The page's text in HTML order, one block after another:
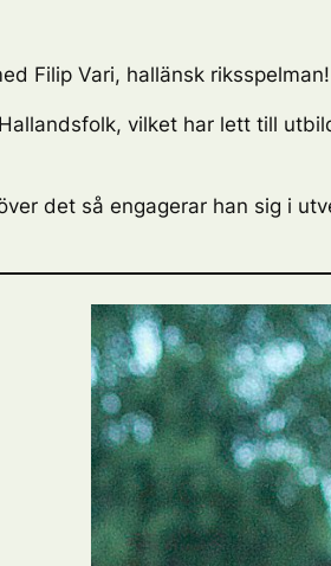
Filip Vari, hallänsk riksspelman!
vilket har lett till
det så engagerar han sig i